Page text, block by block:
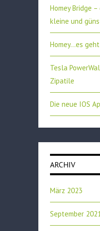
Homey Bridge
kleine und
Homey…es
Tesla
Zipatile
Die neue IOS
ARCHIV
März 2023
September